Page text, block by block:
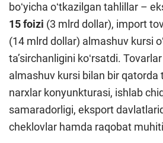
boʻyicha oʻtkazilgan tahlillar –
15 foizi (3 mlrd dollar), import
(14 mlrd dollar) almashuv kursi
taʼsirchanligini koʻrsatdi.
almashuv kursi bilan bir qatorda
narxlar konyunkturasi, ishlab
samaradorligi, eksport
cheklovlar hamda raqobat muhiti